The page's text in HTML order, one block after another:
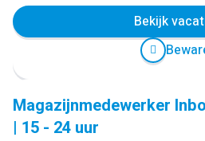
Bekijk
Magazijnmedewerker
| 15 - 24 uur